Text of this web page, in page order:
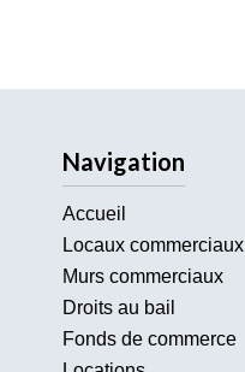
Navigation
Accueil
Locaux commerciaux
Murs commerciaux
Droits au bail
Fonds de commerce